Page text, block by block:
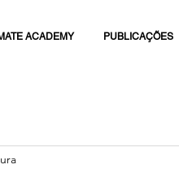
ACADEMY PUBLICAÇÕES